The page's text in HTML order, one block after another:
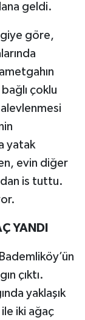
geldi.
göre,
çoklu
yatak
evin diğer
is tuttu.
YANDI
çıktı.
yaklaşık
iki ağaç